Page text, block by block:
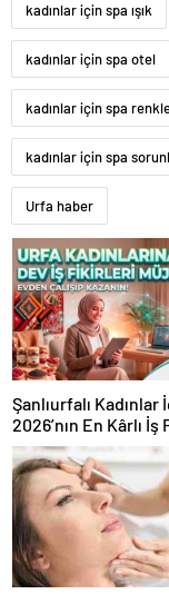
kadınlar için spa ışık
kadınlar için spa otel
kadınlar için spa
kadınlar için spa
Urfa haber
Şanlıurfalı Kadınlar
2026’nın En Kârlı İş
Evden Çalışarak
Başlayın!